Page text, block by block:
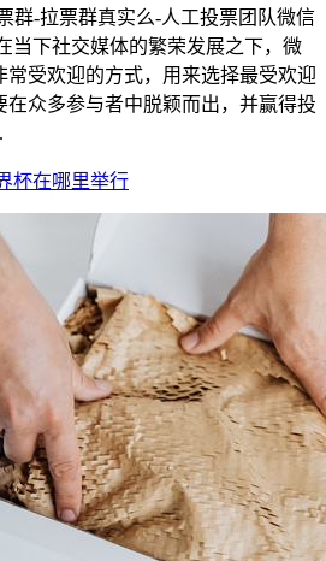
群-拉票群真实么-人工投票团队微信
当下社交媒体的繁荣发展之下，微
受欢迎的方式，用来选择最受欢迎
在众多参与者中脱颖而出，并赢得投
杯在哪里举行